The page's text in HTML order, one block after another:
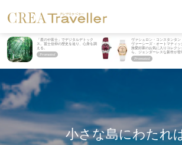
「星のや富士」でデジタルデトック
ス。冨士信仰の歴史を辿り、心身を調
える。
ヴァシュロン・コンスタンタン
ヴァーシーズ・オートマティッ
旅愛好家のお気に入りコレクシ
ら、ジェンダーレスな新作が登
小さな島にわたれ